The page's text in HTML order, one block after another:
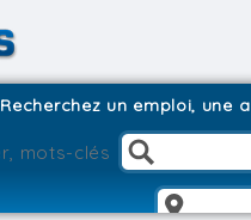
Recherchez un emploi, une